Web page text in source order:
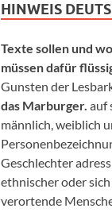
HINWEIS
Texte sollen und
müssen dafür
Gunsten der
das Marburger. auf
männlich, weiblich
Geschlechter
ethnischer oder
verortende